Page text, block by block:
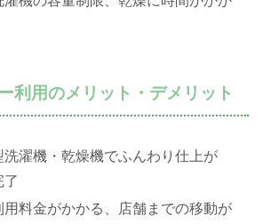
利用のメリット・デメリット
洗濯機・乾燥機でふんわり仕上が
了
用料金がかかる、店舗までの移動が